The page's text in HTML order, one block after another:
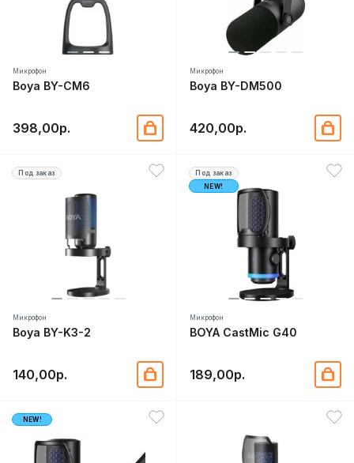
Микрофон
Boya BY-CM6
398,00р.
Микрофон
Boya BY-DM500
420,00р.
Под заказ
Микрофон
Boya BY-K3-2
140,00р.
Под заказ
NEW!
Микрофон
BOYA CastMic G40
189,00р.
NEW!